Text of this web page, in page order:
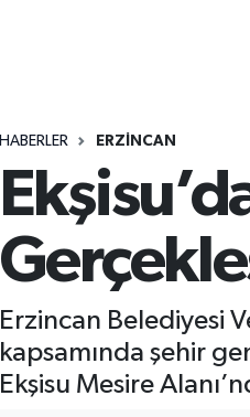
HABERLER ERZİNCAN
Erzincan Belediyesi
kapsamında şehir
Ekşisu Mesire